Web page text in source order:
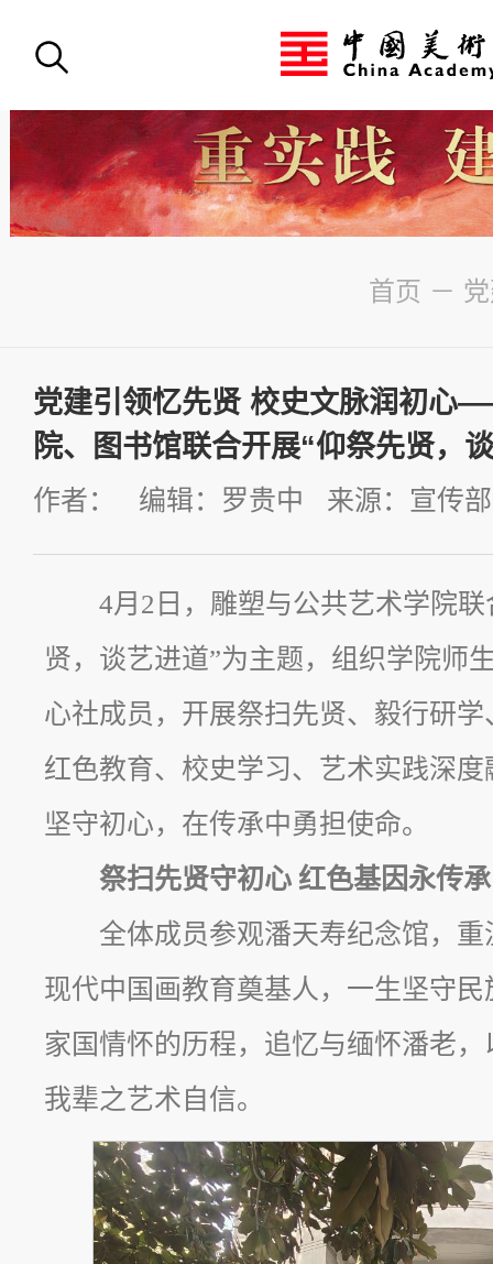
首页 －
党建引领忆先贤 校史文脉润初心
院、图书馆联合开展“仰祭先贤，
作者： 编辑：罗贵中 来源：宣传
4月2日，雕塑与公共艺术学院
贤，谈艺进道”为主题，组织学院师
心社成员，开展祭扫先贤、毅行研
红色教育、校史学习、艺术实践深
坚守初心，在传承中勇担使命。
祭扫先贤守初心 红色基因永传承
全体成员参观潘天寿纪念馆，
现代中国画教育奠基人，一生坚守
家国情怀的历程，追忆与缅怀潘老
我辈之艺术自信。